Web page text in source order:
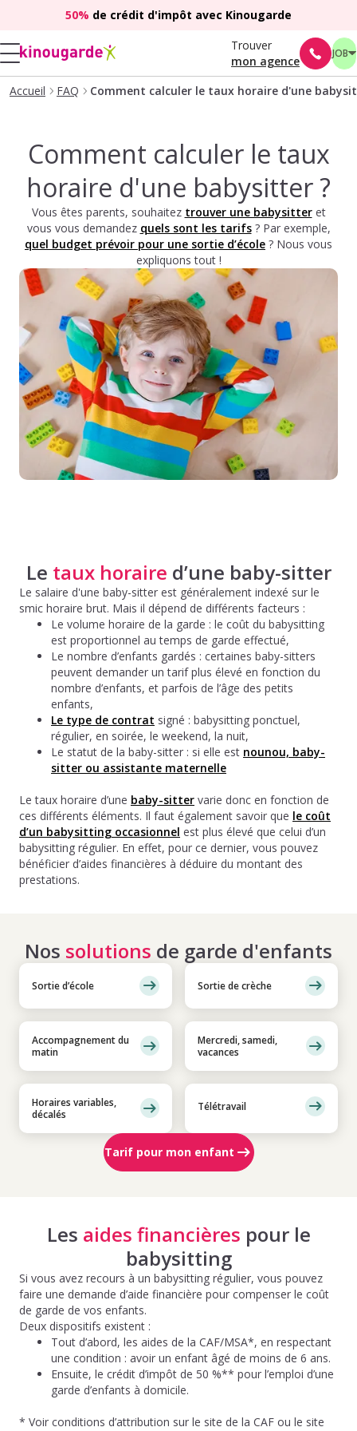
50% de crédit d'impôt avec Kinougarde
Trouver
mon agence
JOB
Accueil FAQ Comment calculer le taux horaire d'une
Comment calculer le taux
horaire d'une babysitter ?
Vous êtes parents, souhaitez trouver une babysitteret
vous vous demandez quels sont les tarifs? Par exemple,
quel budget prévoir pour une sortie d’école ? Nous vous
expliquons tout !
Le taux horaire d’une baby-sitter
Le salaire d'une baby-sitter est généralement indexé sur le
smic horaire brut. Mais il dépend de différents facteurs :
Le volume horaire de la garde : le coût du babysitting
est proportionnel au temps de garde effectué,
Le nombre d’enfants gardés : certaines baby-sitters
peuvent demander un tarif plus élevé en fonction du
nombre d’enfants, et parfois de l’âge des petits
enfants,
Le type de contrat signé : babysitting ponctuel,
régulier, en soirée, le weekend, la nuit,
Le statut de la baby-sitter : si elle est nounou, baby-
sitter ou assistante maternelle
Le taux horaire d’une baby-sitter varie donc en fonction de
ces différents éléments. Il faut également savoir que le coût
d’un babysitting occasionnel est plus élevé que celui d’un
babysitting régulier. En effet, pour ce dernier, vous pouvez
bénéficier d’aides financières à déduire du montant des
prestations.
Nos solutions de garde d'enfants
Sortie d’école Sortie de crèche
Accompagnement du
matin
Mercredi, samedi,
vacances
Horaires variables,
décalés
Télétravail
Tarif pour mon enfant
Les aides financières pour le
babysitting
Si vous avez recours à un babysitting régulier, vous pouvez
faire une demande d’aide financière pour compenser le coût
de garde de vos enfants.
Deux dispositifs existent :
Tout d’abord, les aides de la CAF/MSA*, en respectant
une condition : avoir un enfant âgé de moins de 6 ans.
Ensuite, le crédit d’impôt de 50 %** pour l’emploi d’une
garde d’enfants à domicile.
* Voir conditions d’attribution sur le site de la CAF ou le site